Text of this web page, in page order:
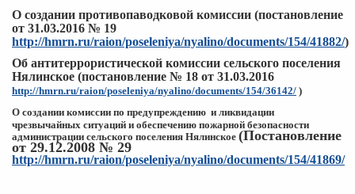
О создании противопаводковой комиссии (постановление
от 31.03.2016 № 19
http://hmrn.ru/raion/poseleniya/nyalino/documents/154/41882/)
Об антитеррористической комиссии сельского поселения
Нялинское (постановление № 18 от 31.03.2016
http://hmrn.ru/raion/poseleniya/nyalino/documents/154/36142/ )
О создании комиссии по предупреждению и ликвидации
чрезвычайных ситуаций и обеспечению пожарной безопасности
администрации сельского поселения Нялинское (Постановление
от 29.12.2008 № 29
http://hmrn.ru/raion/poseleniya/nyalino/documents/154/41869/